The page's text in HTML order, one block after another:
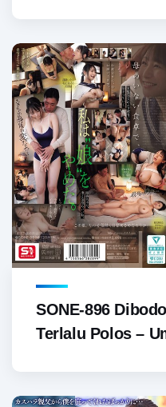
SONE-896
Terlalu Polos –